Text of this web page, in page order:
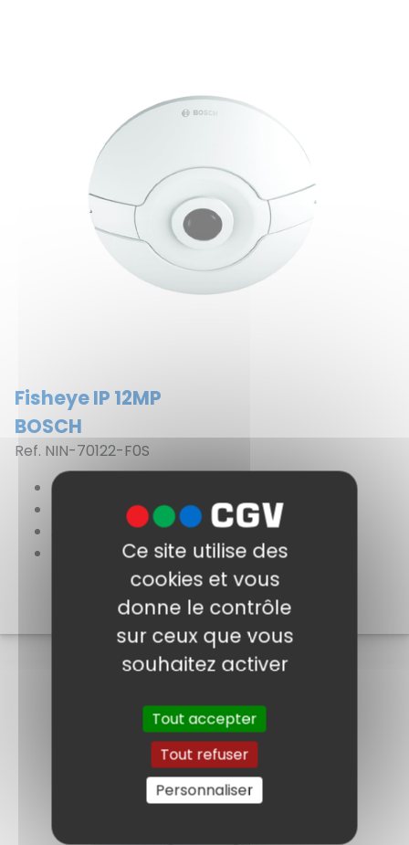
Fisheye IP 12MP
BOSCH
Ref. NIN-70122-F0S
Fisheye IP
Résolution de 12 Mpx
Angle de visualisation de 360°
Réduction de bruit intelligente (iDNR)
Alimentation 12VDC/PoE
Ce site utilise des
cookies et vous
donne le contrôle
sur ceux que vous
souhaitez activer
Tout accepter
Tout refuser
Personnaliser